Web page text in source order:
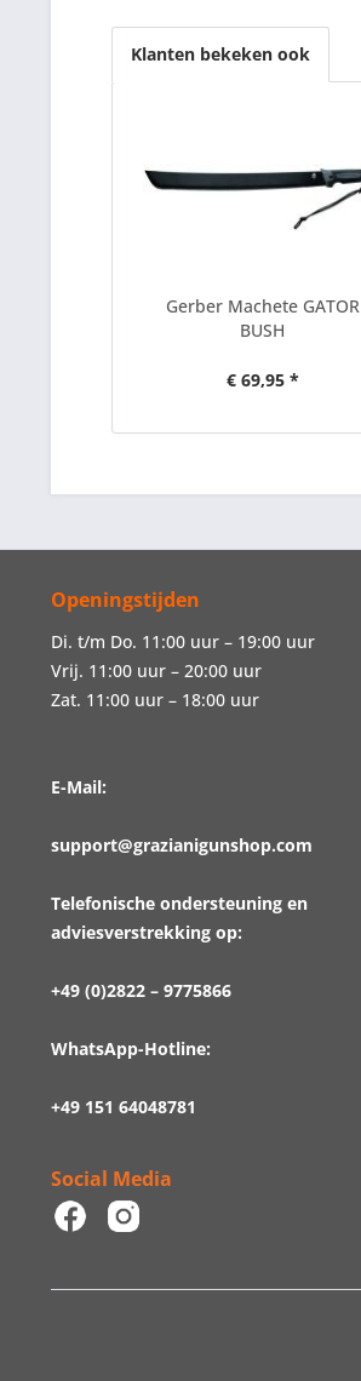
Klanten bekeken ook
Gerber Machete GATOR
BUSH
€ 69,95 *
Openingstijden
Di. t/m Do. 11:00 uur – 19:00 uur
Vrij. 11:00 uur – 20:00 uur
Zat. 11:00 uur – 18:00 uur
E-Mail:
support@grazianigunshop.com
Telefonische ondersteuning en
adviesverstrekking op:
+49 (0)2822 – 9775866
WhatsApp-Hotline:
+49 151 64048781
Social Media